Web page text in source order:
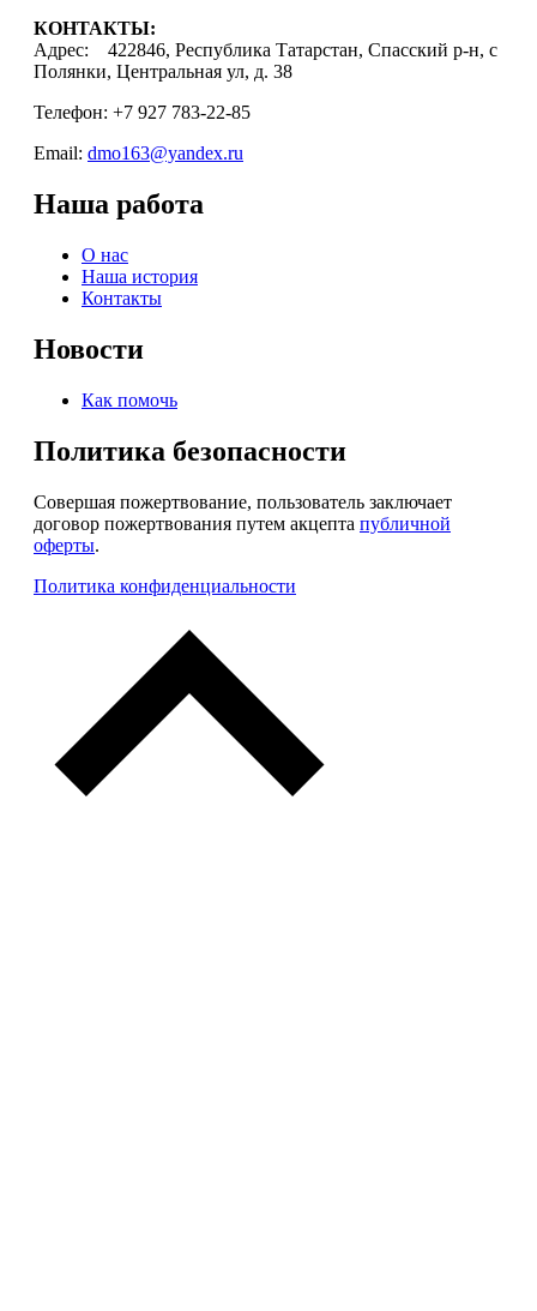
КОНТАКТЫ:
Адрес: 422846, Республика Татарстан, Спасский р-н, с
Полянки, Центральная ул, д. 38
Телефон: +7 927 783-22-85
Email: dmo163@yandex.ru
Наша работа
О нас
Наша история
Контакты
Новости
Как помочь
Политика безопасности
Совершая пожертвование, пользователь заключает
договор пожертвования путем акцепта публичной
оферты.
Политика конфиденциальности